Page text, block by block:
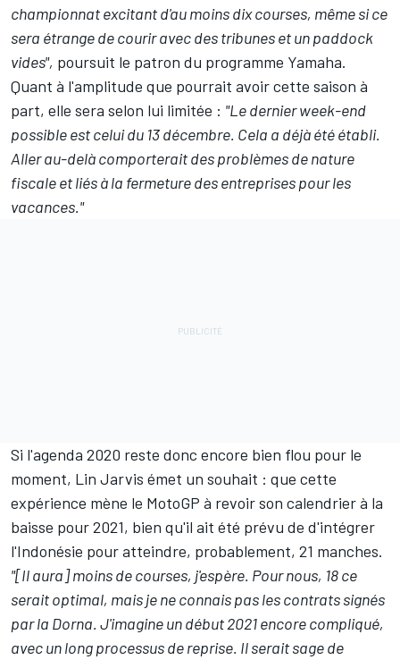
championnat excitant d'au moins dix courses, même si ce
sera étrange de courir avec des tribunes et un paddock
vides", poursuit le patron du programme Yamaha.
Quant à l'amplitude que pourrait avoir cette saison à
part, elle sera selon lui limitée : "Le dernier week-end
possible est celui du 13 décembre. Cela a déjà été établi.
Aller au-delà comporterait des problèmes de nature
fiscale et liés à la fermeture des entreprises pour les
vacances."
Si l'agenda 2020 reste donc encore bien flou pour le
moment, Lin Jarvis émet un souhait : que cette
expérience mène le MotoGP à revoir son calendrier à la
baisse pour 2021, bien qu'il ait été prévu de d'intégrer
l'Indonésie pour atteindre, probablement, 21 manches.
"[Il aura] moins de courses, j'espère. Pour nous, 18 ce
serait optimal, mais je ne connais pas les contrats signés
par la Dorna. J'imagine un début 2021 encore compliqué,
avec un long processus de reprise. Il serait sage de